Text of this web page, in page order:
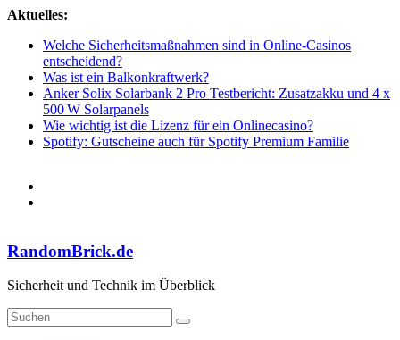
Zum
springen
Aktuelles:
Welche Sicherheitsmaßnahmen sind in Online-Casinos
entscheidend?
Was ist ein Balkonkraftwerk?
Anker Solix Solarbank 2 Pro Testbericht: Zusatzakku und 4 x
500 W Solarpanels
Wie wichtig ist die Lizenz für ein Onlinecasino?
Spotify: Gutscheine auch für Spotify Premium Familie
RandomBrick.de
Sicherheit und Technik im Überblick